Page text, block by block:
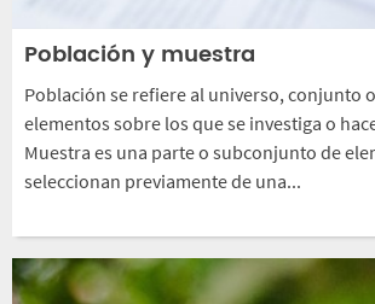
Población y muestra
Población se refiere al universo, conjunto
elementos sobre los que se investiga o
Muestra es una parte o subconjunto de
seleccionan previamente de una...